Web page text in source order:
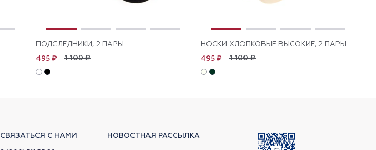
ПОДСЛЕДНИКИ, 2 ПАРЫ
1 100 ₽
495 ₽
НОСКИ ХЛОПКОВЫЕ ВЫСОКИЕ, 2 ПАРЫ
1 100 ₽
495 ₽
СВЯЗАТЬСЯ С НАМИ НОВОСТНАЯ РАССЫЛКА